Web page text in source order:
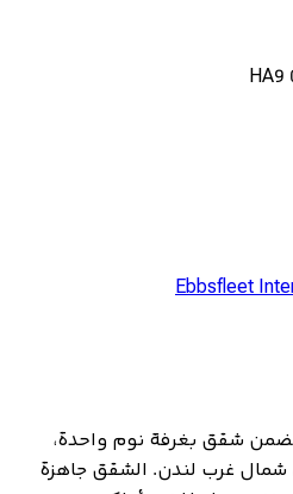
Ebbsfleet
شقق بغرفة نوم واحدة،
شمال غرب لندن. الشقق جاهزة